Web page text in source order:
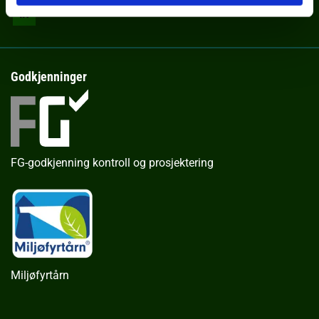
Godkjenninger
FG-godkjenning kontroll og prosjektering
Miljøfyrtårn